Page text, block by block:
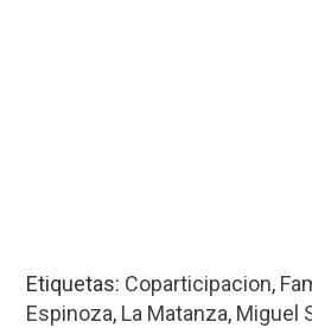
Etiquetas: Coparticipacion,
Espinoza, La Matanza, Miguel